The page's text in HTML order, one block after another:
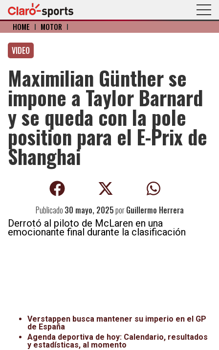
HOME I MOTOR I
VIDEO
Maximilian Günther se
impone a Taylor Barnard
y se queda con la pole
position para el E-Prix de
Shanghai
Publicado 30 mayo, 2025porGuillermo Herrera
Derrotó al piloto de McLaren en una
emocionante final durante la clasificación
Verstappen busca mantener su imperio en el GP
de España
Agenda deportiva de hoy: Calendario, resultados
y estadísticas, al momento